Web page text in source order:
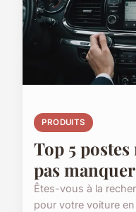
PRODUITS
Top 5
pas
Êtes-vous à la
pour votre voiture